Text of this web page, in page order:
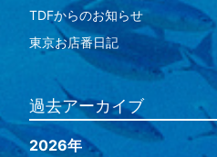
TDFからのお知らせ
東京お店番日記
過去アーカイブ
2026年